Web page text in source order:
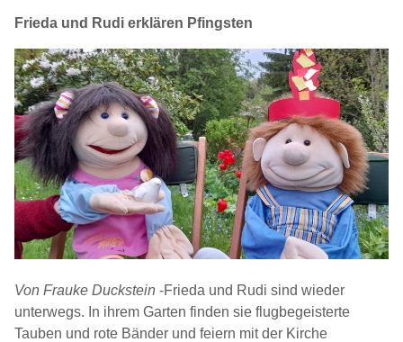
Frieda und Rudi erklären Pfingsten
Von Frauke Duckstein -Frieda und Rudi sind wieder
unterwegs. In ihrem Garten finden sie flugbegeisterte
Tauben und rote Bänder und feiern mit der Kirche